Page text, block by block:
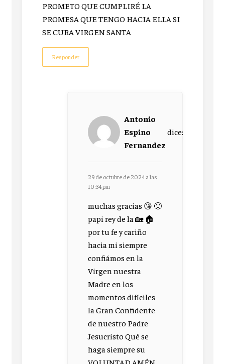
PROMETO QUE CUMPLIRÉ LA
PROMESA QUE TENGO HACIA ELLA SI
SE CURA VIRGEN SANTA
Responder
Antonio
Espino
Fernandez
dice:
29 de octubre de 2024 a las
10:34 pm
muchas gracias 😘 🙂
papi rey de la 🏡 🏠
por tu fe y cariño
hacia mi siempre
confiámos en la
Virgen nuestra
Madre en los
momentos difíciles
la Gran Confidente
de nuestro Padre
Jesucristo Qué se
haga siempre su